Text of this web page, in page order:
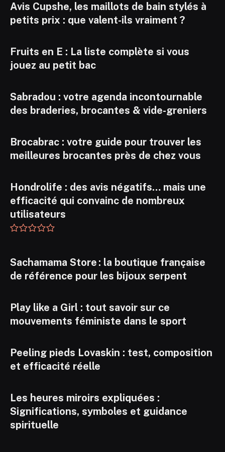
Avis Cupshe, les maillots de bain stylés à
petits prix : que valent-ils vraiment ?
Fruits en E : La liste complète si vous
jouez au petit bac
Sabradou : votre agenda incontournable
des braderies, brocantes & vide-greniers
Brocabrac : votre guide pour trouver les
meilleures brocantes près de chez vous
Hondrolife : des avis négatifs… mais une
efficacité qui convainc de nombreux
utilisateurs
Sachamama Store : la boutique française
de référence pour les bijoux serpent
Play like a Girl : tout savoir sur ce
mouvements féministe dans le sport
Peeling pieds Lovaskin : test, composition
et efficacité réelle
Les heures miroirs expliquées :
Significations, symboles et guidance
spirituelle